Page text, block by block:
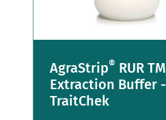
AgraStrip® RUR TM
Extraction Buffer -
TraitChek